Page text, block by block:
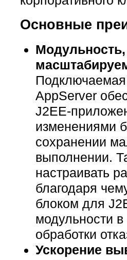
Основные
Подключаемая
AppServer
J2EE-
изменениями
сохранении
выполнении.
настраивать
благодаря
блоком для
модульности
обработки
Ускорение